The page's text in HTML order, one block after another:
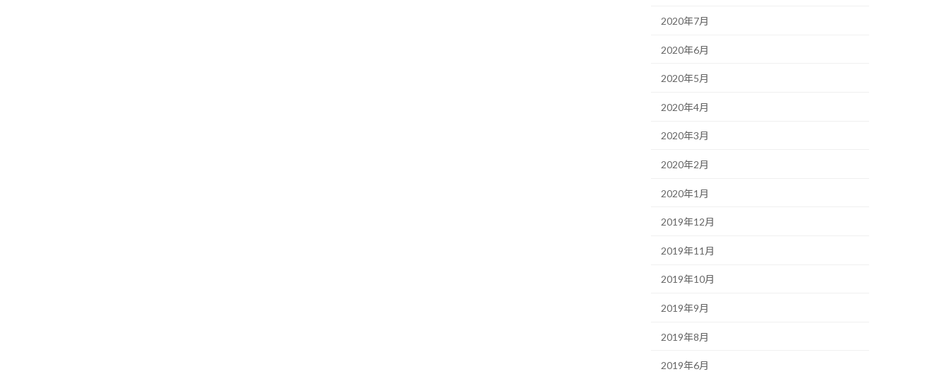
2020年7月
2020年6月
2020年5月
2020年4月
2020年3月
2020年2月
2020年1月
2019年12月
2019年11月
2019年10月
2019年9月
2019年8月
2019年6月